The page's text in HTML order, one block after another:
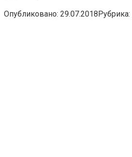
Опубликовано: 29.07.2018Рубрика: